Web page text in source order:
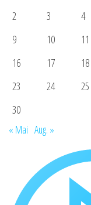
2
3 4
9
10 11
16
17 18
23
24 25
30
« Mai Aug. »